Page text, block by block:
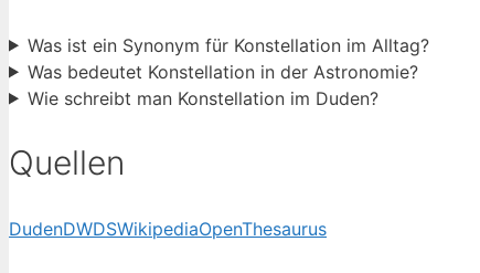
Was ist ein Synonym für Konstellation im Alltag?
Was bedeutet Konstellation in der Astronomie?
Wie schreibt man Konstellation im Duden?
Quellen
DudenDWDSWikipediaOpenThesaurus